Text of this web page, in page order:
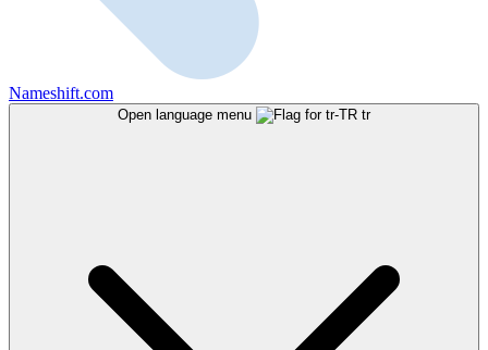
Nameshift.com
Open language menu tr